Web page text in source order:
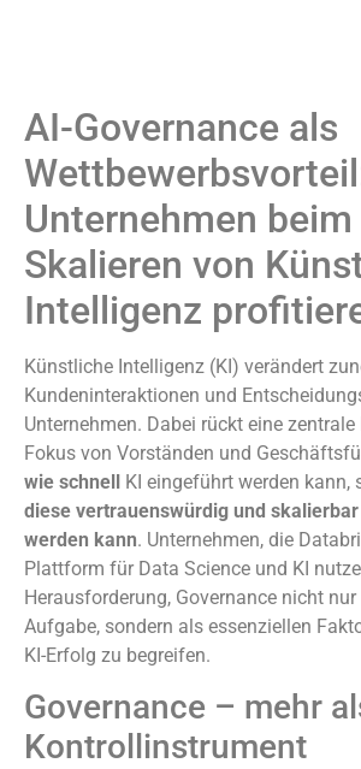
AI-Governance als
Unternehmen beim
Skalieren von
Intelligenz
Künstliche Intelligenz (KI) verändert
Kundeninteraktionen und
Unternehmen. Dabei rückt eine zentrale
Fokus von Vorständen und
wie schnell KI eingeführt werden kann,
diese vertrauenswürdig und
werden kann. Unternehmen, die
Plattform für Data Science und KI
Herausforderung, Governance nicht
Aufgabe, sondern als essenziellen
KI-Erfolg zu begreifen.
Governance – mehr
Kontrollinstrument